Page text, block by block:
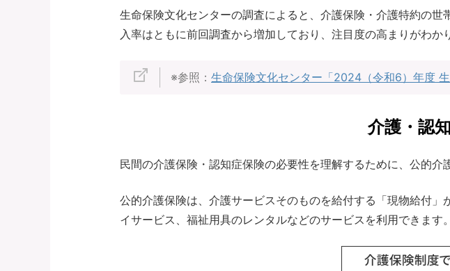
生命保険文化センターの調査によると、介護保険・介護特約の
入率はともに前回調査から増加しており、注目度の高まりがわか
※参照： 生命保険文化センター「2024（令和6）年度
介護・認
民間の介護保険・認知症保険の必要性を理解するために、公的介
公的介護保険は、介護サービスそのものを給付する「現物給付
イサービス、福祉用具のレンタルなどのサービスを利用できます。